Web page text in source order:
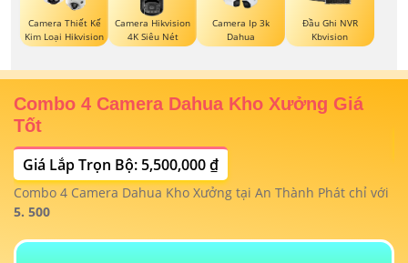
Camera Thiết Kế
Kim Loại Hikvision
Camera Hikvision
4K Siêu Nét
Camera Ip 3k
Dahua
Đầu Ghi NVR
Kbvision
Combo 4 Camera Dahua Kho Xưởng Giá
Tốt
Giá Lắp Trọn Bộ: 5,500,000 ₫
Combo 4 Camera Dahua Kho Xưởng tại An Thành Phát chỉ với
5. 500